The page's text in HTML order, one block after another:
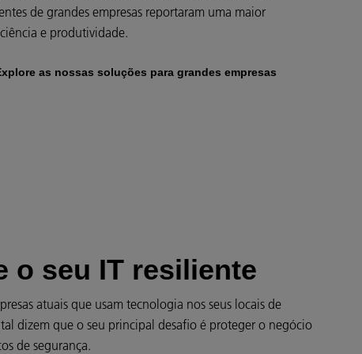
de grandes empresas reportaram uma maior
e produtividade.
as nossas soluções para grandes empresas
o seu IT resiliente
atuais que usam tecnologia nos seus locais de
dizem que o seu principal desafio é proteger o negócio
de segurança.